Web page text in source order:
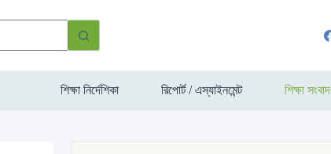
শিক্ষা নির্দেশিকা রিপোর্ট / এস্যাইনমেন্ট শিক্ষা সংবাদ